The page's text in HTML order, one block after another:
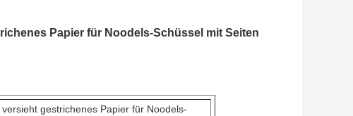
Papier für Noodels-Schüssel mit Seiten
gestrichenes Papier für Noodels-